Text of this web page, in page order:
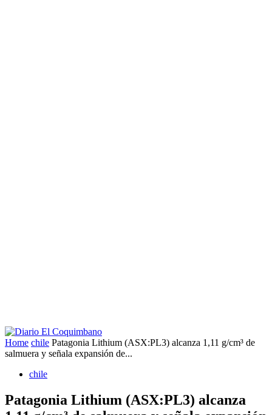
Home chile Patagonia Lithium (ASX:PL3) alcanza 1,11 g/cm³ de
salmuera y señala expansión de...
chile
Patagonia Lithium (ASX:PL3) alcanza